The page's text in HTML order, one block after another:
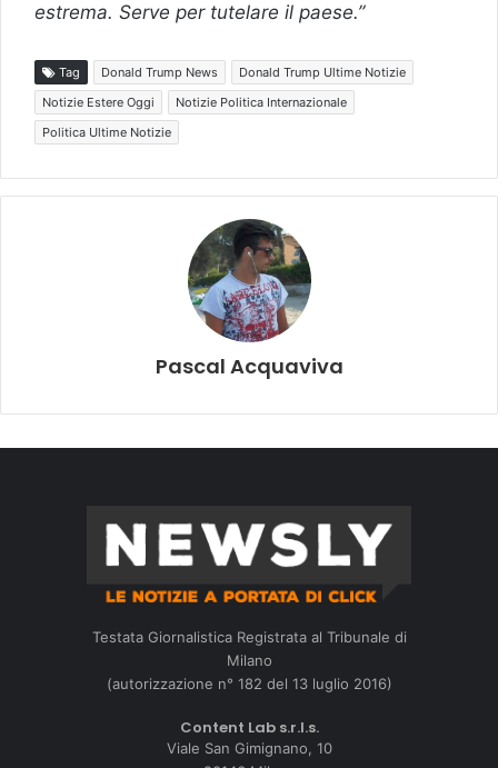
estrema. Serve per tutelare il paese.”
Tag Donald Trump News
Donald Trump Ultime Notizie
Notizie Estere Oggi
Notizie Politica Internazionale
Politica Ultime Notizie
Pascal Acquaviva
Testata Giornalistica Registrata al Tribunale di
Milano
(autorizzazione n° 182 del 13 luglio 2016)
Content Lab s.r.l.s.
Viale San Gimignano, 10